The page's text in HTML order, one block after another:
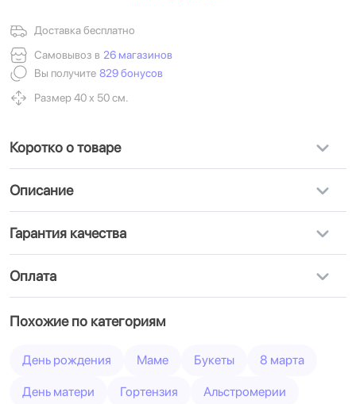
Доставка бесплатно
Самовывоз в 26 магазинов
Вы получите 829 бонусов
Размер 40 х 50 см.
Коротко о товаре
Описание
Гарантия качества
Оплата
Похожие по категориям
День рождения Маме Букеты 8 марта
День матери Гортензия Альстромерии